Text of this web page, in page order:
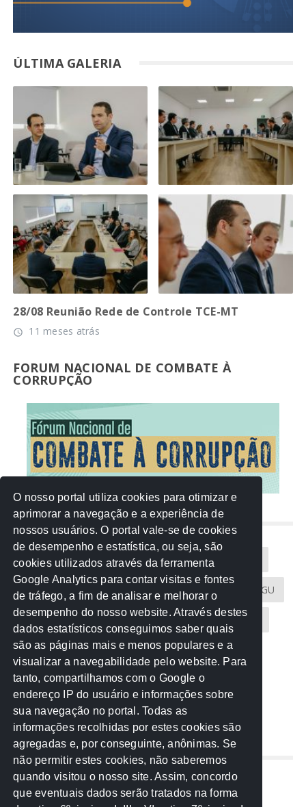
ÚLTIMA GALERIA
28/08 Reunião Rede de Controle TCE-MT
access_time 11 meses atrás
FORUM NACIONAL DE COMBATE À
CORRUPÇÃO
NUVEM DE TAGS
Acontece na Rede AGU AMM
Atricon Audicom CAU-MT CGU
CREA-MT Eventos MPC-MT MPE-MT
MPF Notícias PF PGE-MT PGR
Receita Federal Sem categoria
TCE-MT TCU TRE
REDE NOS ESTADOS
Mato Grosso do Sul
O nosso portal utiliza cookies para otimizar e
aprimorar a navegação e a experiência de
nossos usuários. O portal vale-se de cookies
de desempenho e estatística, ou seja, são
cookies utilizados através da ferramenta
Google Analytics para contar visitas e fontes
de tráfego, a fim de analisar e melhorar o
desempenho do nosso website. Através destes
dados estatísticos conseguimos saber quais
são as páginas mais e menos populares e a
visualizar a navegabilidade pelo website. Para
tanto, compartilhamos com o Google o
endereço IP do usuário e informações sobre
sua navegação no portal. Todas as
informações recolhidas por estes cookies são
agregadas e, por conseguinte, anônimas. Se
não permitir estes cookies, não saberemos
quando visitou o nosso site. Assim, concordo
que eventuais dados serão tratados na forma